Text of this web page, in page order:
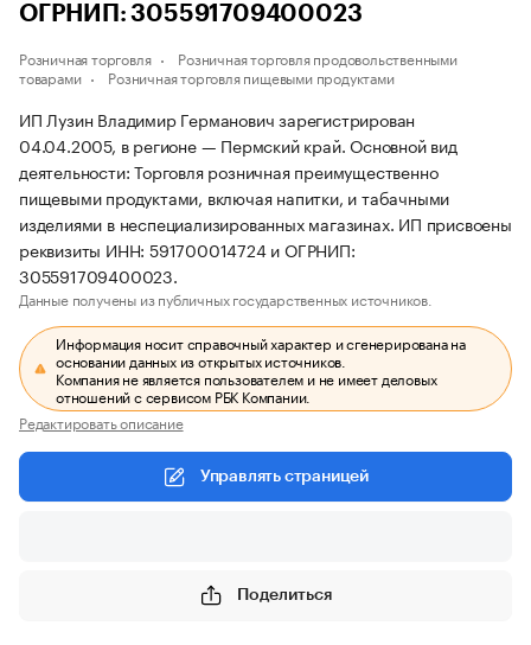
ОГРНИП: 305591709400023
Розничная торговля
Розничная торговля продовольственными
товарами
Розничная торговля пищевыми продуктами
ИП Лузин Владимир Германович зарегистрирован
04.04.2005, в регионе — Пермский край. Основной вид
деятельности: Торговля розничная преимущественно
пищевыми продуктами, включая напитки, и табачными
изделиями в неспециализированных магазинах. ИП присвоены
реквизиты ИНН: 591700014724 и ОГРНИП:
305591709400023.
Данные получены из публичных государственных источников.
Информация носит справочный характер и сгенерирована на
основании данных из открытых источников.
Компания не является пользователем и не имеет деловых
отношений с сервисом РБК Компании.
Редактировать описание
Управлять страницей
Поделиться